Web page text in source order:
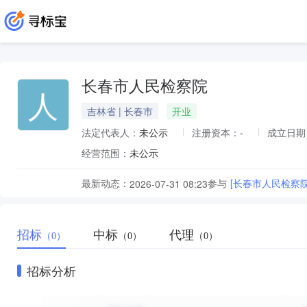
人 长春市人民检察院
吉林省 | 长春市
开业
法定代表人： 未公示 注册资本： -
成立日
经营范围： 未公示
最新动态： 2026-07-31 08:23参与 [长春市人民检察
招标 （0） 中标 （0） 代理 （0）
招标分析